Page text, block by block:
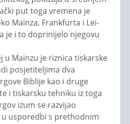
put toga vremena je
Mainza, Frankfurta i Lei­
je i to do­prini­jelo njegovu
u Mainzu je riznica tiskarske
posjetiteljima dva
Biblije kao i druge
i tiskarsku tehniku iz toga
izum se razvijao
usporedbi s prethodnim